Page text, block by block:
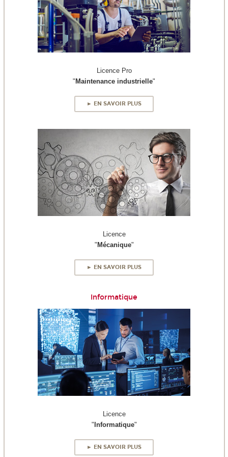
Licence Pro
" Maintenance industrielle"
► EN SAVOIR PLUS
Licence
" Mécanique"
► EN SAVOIR PLUS
Informatique
Licence
" Informatique"
► EN SAVOIR PLUS